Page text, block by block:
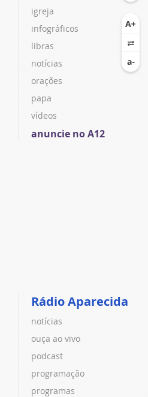
igreja
infográficos
libras
notícias
orações
papa
vídeos
anuncie no A12
Rádio Aparecida
notícias
ouça ao vivo
podcast
programação
programas